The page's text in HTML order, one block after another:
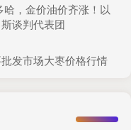
，金价油价齐涨！以
谈判代表团
发市场大枣价格行情